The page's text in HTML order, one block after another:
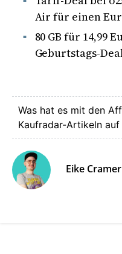
Air für einen
80 GB für 14,99
Geburtstags-
Was hat es mit den
Kaufradar-Artikeln auf
Eike Cramer